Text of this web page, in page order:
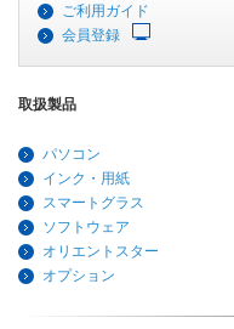
ご利用ガイド
会員登録
取扱製品
パソコン
インク・用紙
スマートグラス
ソフトウェア
オリエントスター
オプション